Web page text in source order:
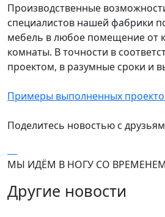
Производственные
специалистов нашей фабрики
мебель в любое помещение от
комнаты. В точности в
проектом, в разумные сроки и
Примеры выполненных
Поделитесь новостью с
МЫ ИДЁМ В НОГУ СО ВРЕМЕНЕМ
Другие новости